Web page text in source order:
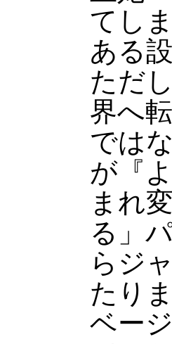
てし
ある
ただ
界へ
では
が『
まれ
る」
らジ
たり
ベー